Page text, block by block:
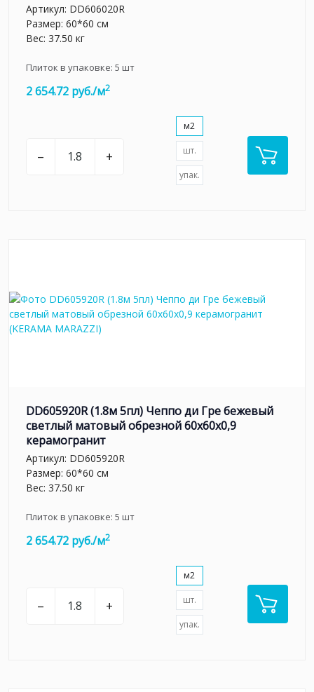
Артикул: DD606020R
Размер: 60*60 см
Вес: 37.50 кг
Плиток в упаковке: 5 шт
2 654.72 руб./м2
– +
м2
шт.
упак.
DD605920R (1.8м 5пл) Чеппо ди Гре бежевый
светлый матовый обрезной 60x60x0,9
керамогранит
Артикул: DD605920R
Размер: 60*60 см
Вес: 37.50 кг
Плиток в упаковке: 5 шт
2 654.72 руб./м2
– +
м2
шт.
упак.